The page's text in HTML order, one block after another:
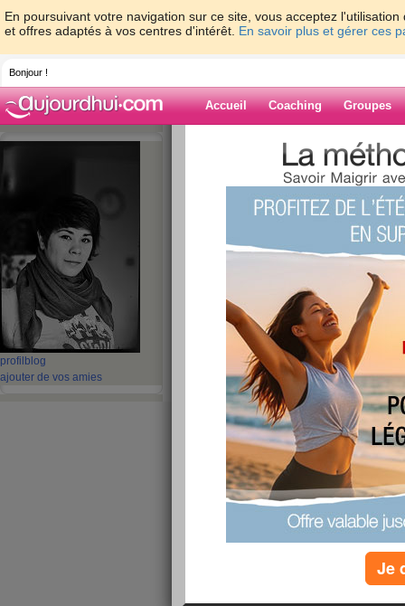
En poursuivant votre navigation sur ce site, vous acceptez
et offres adaptés à vos centres d'intérêt. En savoir plus et gérer ces
Bonjour !
Accueil Coaching Groupes
profil blog
ajouter de vos amies
> Dame-Polgara
Blog de Dame-
21 - 30 31 - 40 41 - 50 51 -
‹ Préc. 61 62 63 64 65
Madeleines
publié le 18/09/2008 à 20:51
Putaiiiiin! Je suis trop dégoutée! Je viens de
que je vois demain et l'odeur étais tellement
m'empêcher de manger 3 madeleines! Bon je
c'est pour craquer!" c'est ce que j'ai fait, et
qu'il va se régaler!
A part cela, aujourd'hui j'ai eu mon rendez
lui ai tout dis pour le canada et mes crise de
lui dire que je faisais un régime à base de
mais j'en ai honte... Il m'a dit que j'étais très mus
lire la suite
Je